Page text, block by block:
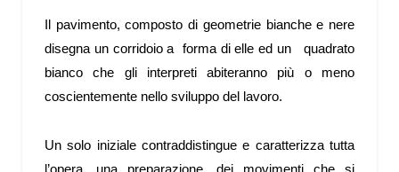
Il pavimento, composto di geometrie bianche e nere
disegna un corridoio a forma di elle ed un quadrato
bianco che gli interpreti abiteranno più o meno
coscientemente nello sviluppo del lavoro.
Un solo iniziale contraddistingue e caratterizza tutta
l’opera, una preparazione, dei movimenti che si